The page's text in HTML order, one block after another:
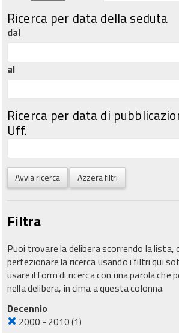
Ricerca per data della seduta
dal
al
Ricerca per data di
Uff.
Avvia ricerca Azzera filtri
Filtra
Puoi trovare la delibera scorrendo la lista,
perfezionare la ricerca usando i filtri qui
usare il form di ricerca con una parola che
nella delibera, in cima a questa colonna.
Decennio
2000 - 2010(1)